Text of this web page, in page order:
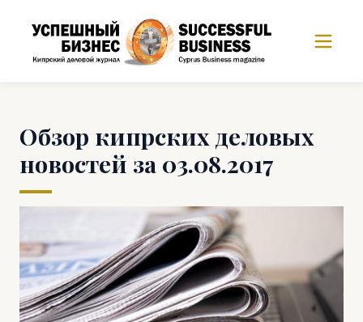
Обзор кипрских деловых
новостей за 03.08.2017